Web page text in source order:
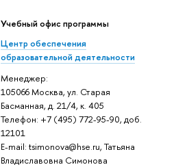
Учебный офис программы
Центр обеспечения
образовательной деятельности
Менеджер:
105066 Москва, ул. Старая
Басманная, д. 21/4, к. 405
Телефон: +7 (495) 772-95-90, доб.
12101
E-mail: tsimonova@hse.ru, Татьяна
Владиславовна Симонова